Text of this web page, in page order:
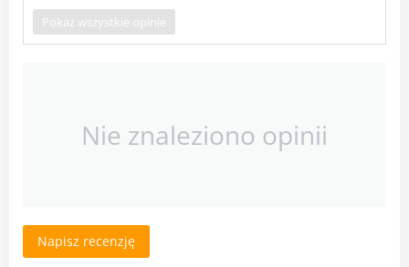
Pokaż wszystkie opinie
Nie znaleziono opinii
Napisz recenzję